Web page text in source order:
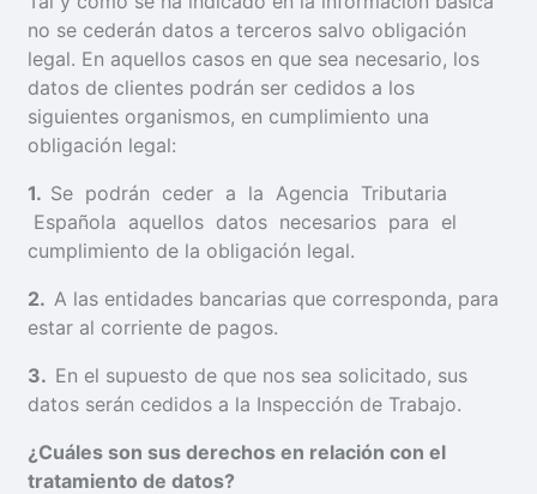
no se cederán datos a terceros salvo obligación
legal. En aquellos casos en que sea necesario, los
datos de clientes podrán ser cedidos a los
siguientes organismos, en cumplimiento una
obligación legal:
1. Se podrán ceder a la Agencia Tributaria
Española aquellos datos necesarios para el
cumplimiento de la obligación legal.
2. A las entidades bancarias que corresponda, para
estar al corriente de pagos.
3. En el supuesto de que nos sea solicitado, sus
datos serán cedidos a la Inspección de Trabajo.
¿ Cuáles son sus derechos en relación con el
tratamiento de datos?